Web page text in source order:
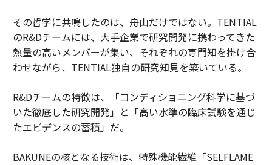
その哲学に共鳴したのは、舟山だけではない。TENTIAL
のR&Dチームには、大手企業で研究開発に携わってきた
熱量の高いメンバーが集い、それぞれの専門知を掛け合
わせながら、TENTIAL独自の研究知見を築いている。
R&Dチームの特徴は、「コンディショニング科学に基づ
いた徹底した研究開発」と「高い水準の臨床試験を通じ
たエビデンスの蓄積」だ。
BAKUNEの核となる技術は、特殊機能繊維「SELFLAME